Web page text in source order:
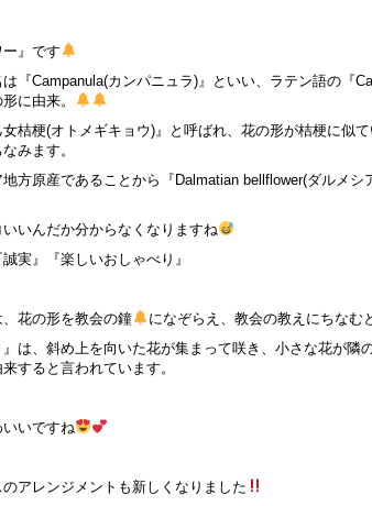
』です
『Campanula(カンパニュラ)』といい、ラテン語の『
に由来。
女桔梗(オトメギキョウ)』と呼ばれ、花の形が桔梗に似
みます。
方原産であることから『Dalmatian bellflower(ダルメシ
いんだか分からなくなりますね
実』『楽しいおしゃべり』
、花の形を教会の鐘
になぞらえ、教会の教えにちなむ
』は、斜め上を向いた花が集まって咲き、小さな花が隣
すると言われています。
いですね
アレンジメントも新しくなりました